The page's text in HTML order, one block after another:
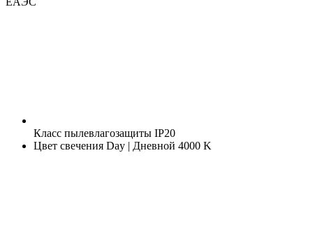
Класс пылевлагозащиты IP20
Цвет свечения Day | Дневной 4000 K